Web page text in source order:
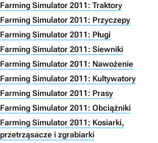
Farming Simulator 2011: Traktory
Farming Simulator 2011: Przyczepy
Farming Simulator 2011: Pługi
Farming Simulator 2011: Siewniki
Farming Simulator 2011: Nawożenie
Farming Simulator 2011: Kultywatory
Farming Simulator 2011: Prasy
Farming Simulator 2011: Obciążniki
Farming Simulator 2011: Kosiarki,
przetrząsacze i zgrabiarki